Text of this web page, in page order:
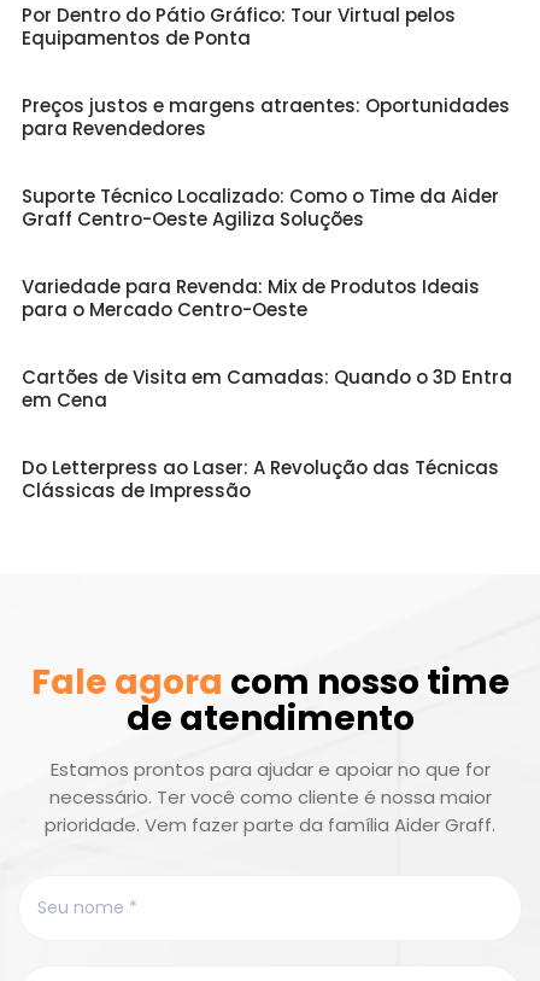
Por Dentro do Pátio Gráfico: Tour Virtual pelos
Equipamentos de Ponta
Preços justos e margens atraentes: Oportunidades
para Revendedores
Suporte Técnico Localizado: Como o Time da Aider
Graff Centro-Oeste Agiliza Soluções
Variedade para Revenda: Mix de Produtos Ideais
para o Mercado Centro-Oeste
Cartões de Visita em Camadas: Quando o 3D Entra
em Cena
Do Letterpress ao Laser: A Revolução das Técnicas
Clássicas de Impressão
Fale agora com nosso time
de atendimento
Estamos prontos para ajudar e apoiar no que for
necessário. Ter você como cliente é nossa maior
prioridade. Vem fazer parte da família Aider Graff.